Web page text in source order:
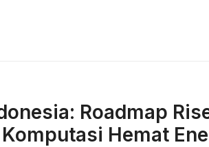
Roadmap
Hemat